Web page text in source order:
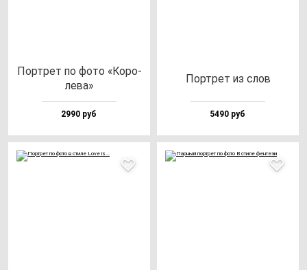
Пор­трет по фо­то «Коро­
ле­ва»
2990 руб
Пор­трет из слов
5490 руб